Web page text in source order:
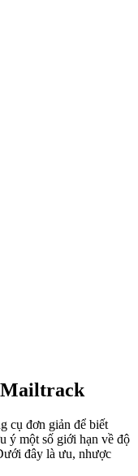
Mailtrack
cụ đơn giản để biết
ý một số giới hạn về độ
đây là ưu, nhược